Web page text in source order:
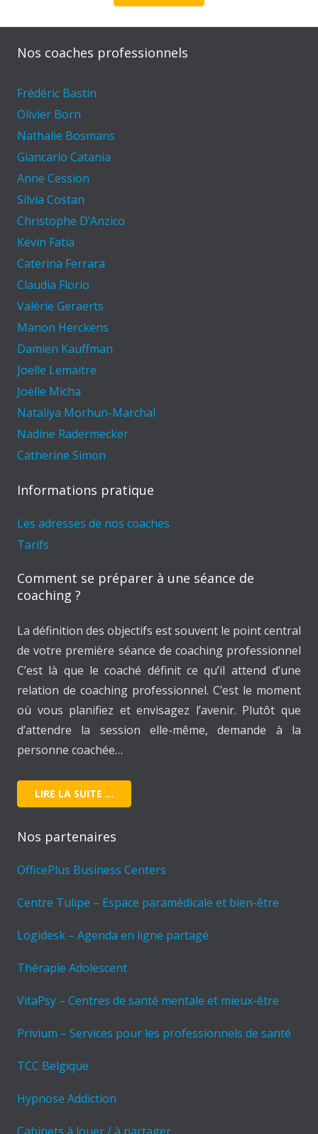
Nos coaches professionnels
Frédéric Bastin
Olivier Born
Nathalie Bosmans
Giancarlo Catania
Anne Cession
Silvia Costan
Christophe D’Anzico
Kévin Fatia
Caterina Ferrara
Claudia Florio
Valérie Geraerts
Manon Herckens
Damien Kauffman
Joelle Lemaitre
Joëlle Micha
Nataliya Morhun-Marchal
Nadine Radermecker
Catherine Simon
Informations pratique
Les adresses de nos coaches
Tarifs
Comment se préparer à une séance de
coaching ?
La définition des objectifs est souvent le point central
de votre première séance de coaching professionnel
C’est là que le coaché définit ce qu’il attend d’une
relation de coaching professionnel. C’est le moment
où vous planifiez et envisagez l’avenir. Plutôt que
d’attendre la session elle-même, demande à la
personne coachée…
LIRE LA SUITE …
Nos partenaires
OfficePlus Business Centers
Centre Tulipe – Espace paramédicale et bien-être
Logidesk – Agenda en ligne partagé
Thérapie Adolescent
VitaPsy – Centres de santé mentale et mieux-être
Privium – Services pour les professionnels de santé
TCC Belgique
Hypnose Addiction